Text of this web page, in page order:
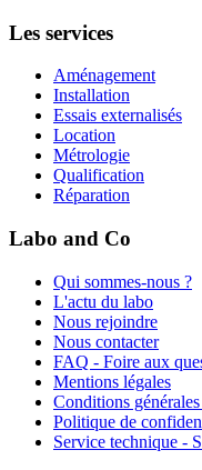
Les services
Aménagement
Installation
Essais externalisés
Location
Métrologie
Qualification
Réparation
Labo and Co
Qui sommes-nous ?
L'actu du labo
Nous rejoindre
Nous contacter
FAQ - Foire aux
Mentions légales
Conditions
Politique de
Service technique -